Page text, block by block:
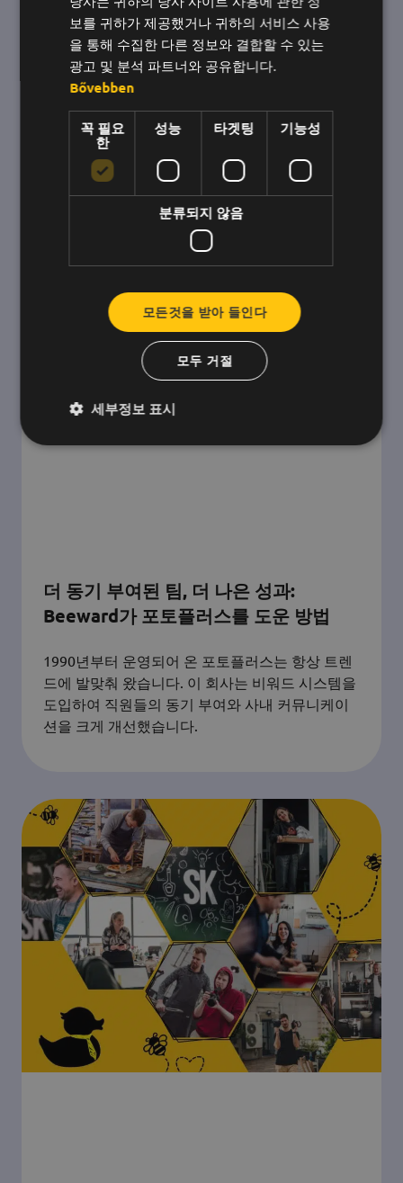
직장에서의 웰빙은 과일과 공짜 커피로 하루를 보
내는 것이 아닙니다. 인정이 부족하면 직원들은 금
방 그 가식을 알아챌 것입니다. 비워드는 행복 세척
이 아니라 팀의 단합과 동기 부여를 위한 진정한 솔
루션입니다.
더 동기 부여된 팀, 더 나은 성과:
Beeward가 포토플러스를 도운 방법
1990년부터 운영되어 온 포토플러스는 항상 트렌
드에 발맞춰 왔습니다. 이 회사는 비워드 시스템을
도입하여 직원들의 동기 부여와 사내 커뮤니케이
션을 크게 개선했습니다.
보를 귀하가 제공했거나 귀하의 서비스 사용
을 통해 수집한 다른 정보와 결합할 수 있는
광고 및 분석 파트너와 공유합니다.
Bővebben
꼭 필요
한
성능 타겟팅 기능성
분류되지 않음
모든것을 받아 들인다
모두 거절
세부정보 표시